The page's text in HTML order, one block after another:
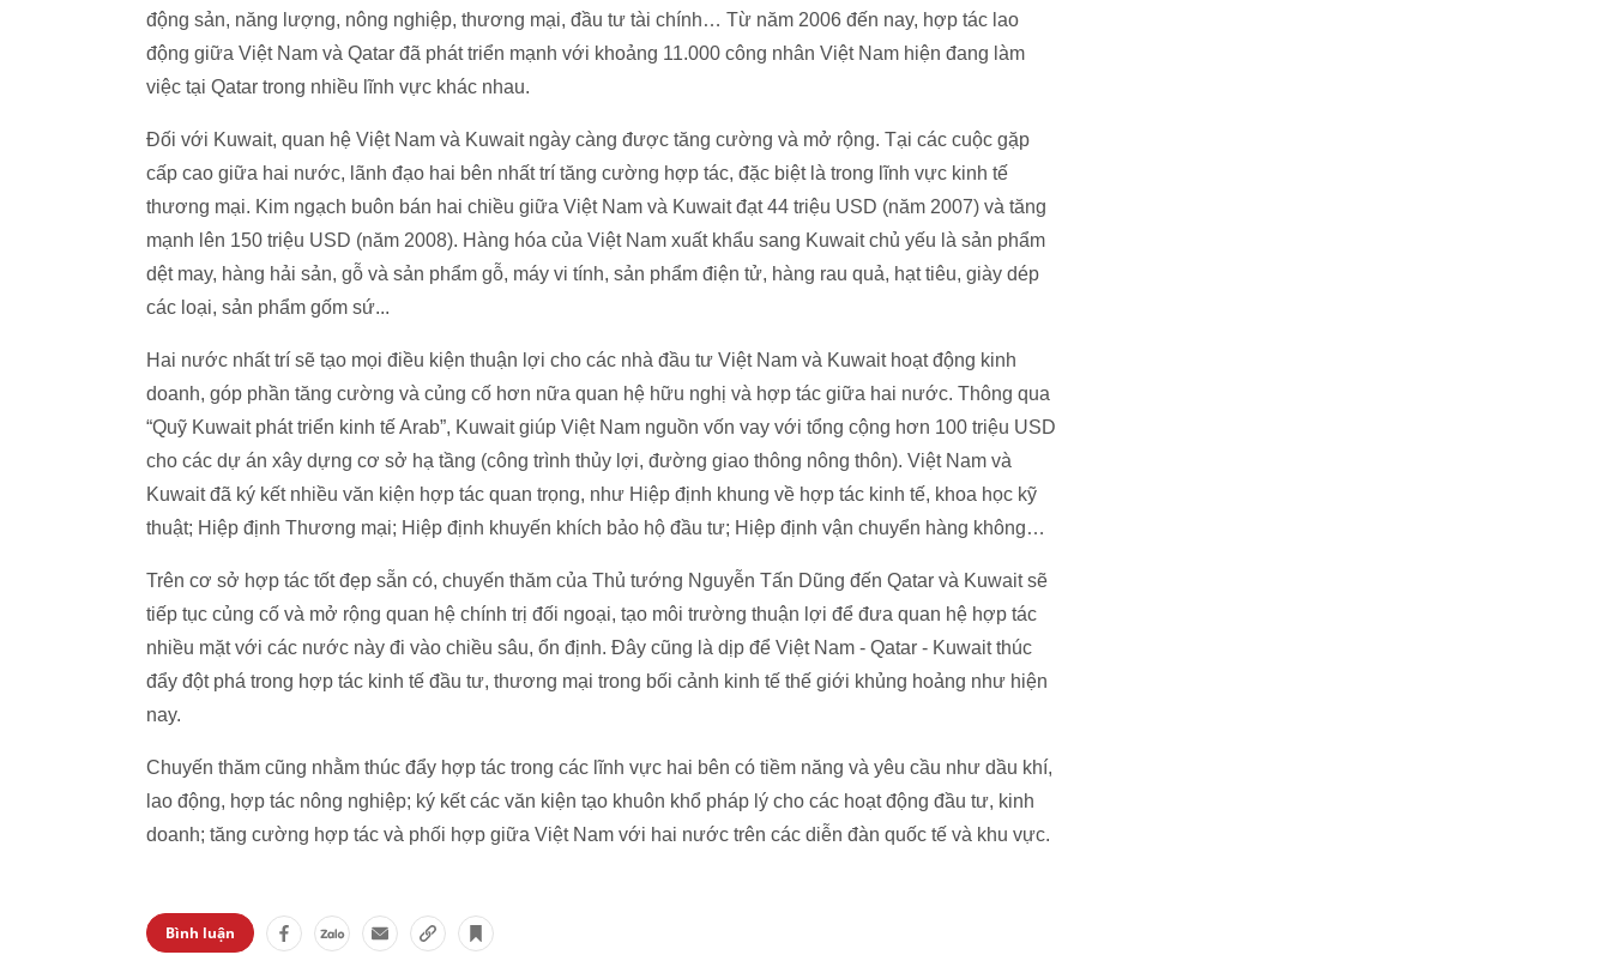
động sản, năng lượng, nông nghiệp, thương mại, đầu tư tài chính… Từ năm 2006 đến nay, hợp tác lao
động giữa Việt Nam và Qatar đã phát triển mạnh với khoảng 11.000 công nhân Việt Nam hiện đang làm
việc tại Qatar trong nhiều lĩnh vực khác nhau.
Đối với Kuwait, quan hệ Việt Nam và Kuwait ngày càng được tăng cường và mở rộng. Tại các cuộc gặp
cấp cao giữa hai nước, lãnh đạo hai bên nhất trí tăng cường hợp tác, đặc biệt là trong lĩnh vực kinh tế
thương mại. Kim ngạch buôn bán hai chiều giữa Việt Nam và Kuwait đạt 44 triệu USD (năm 2007) và tăng
mạnh lên 150 triệu USD (năm 2008). Hàng hóa của Việt Nam xuất khẩu sang Kuwait chủ yếu là sản phẩm
dệt may, hàng hải sản, gỗ và sản phẩm gỗ, máy vi tính, sản phẩm điện tử, hàng rau quả, hạt tiêu, giày dép
các loại, sản phẩm gốm sứ...
Hai nước nhất trí sẽ tạo mọi điều kiện thuận lợi cho các nhà đầu tư Việt Nam và Kuwait hoạt động kinh
doanh, góp phần tăng cường và củng cố hơn nữa quan hệ hữu nghị và hợp tác giữa hai nước. Thông qua
“Quỹ Kuwait phát triển kinh tế Arab”, Kuwait giúp Việt Nam nguồn vốn vay với tổng cộng hơn 100 triệu USD
cho các dự án xây dựng cơ sở hạ tầng (công trình thủy lợi, đường giao thông nông thôn). Việt Nam và
Kuwait đã ký kết nhiều văn kiện hợp tác quan trọng, như Hiệp định khung về hợp tác kinh tế, khoa học kỹ
thuật; Hiệp định Thương mại; Hiệp định khuyến khích bảo hộ đầu tư; Hiệp định vận chuyển hàng không…
Trên cơ sở hợp tác tốt đẹp sẵn có, chuyến thăm của Thủ tướng Nguyễn Tấn Dũng đến Qatar và Kuwait sẽ
tiếp tục củng cố và mở rộng quan hệ chính trị đối ngoại, tạo môi trường thuận lợi để đưa quan hệ hợp tác
nhiều mặt với các nước này đi vào chiều sâu, ổn định. Đây cũng là dịp để Việt Nam - Qatar - Kuwait thúc
đẩy đột phá trong hợp tác kinh tế đầu tư, thương mại trong bối cảnh kinh tế thế giới khủng hoảng như hiện
nay.
Chuyến thăm cũng nhằm thúc đẩy hợp tác trong các lĩnh vực hai bên có tiềm năng và yêu cầu như dầu khí,
lao động, hợp tác nông nghiệp; ký kết các văn kiện tạo khuôn khổ pháp lý cho các hoạt động đầu tư, kinh
doanh; tăng cường hợp tác và phối hợp giữa Việt Nam với hai nước trên các diễn đàn quốc tế và khu vực.
Bình luận